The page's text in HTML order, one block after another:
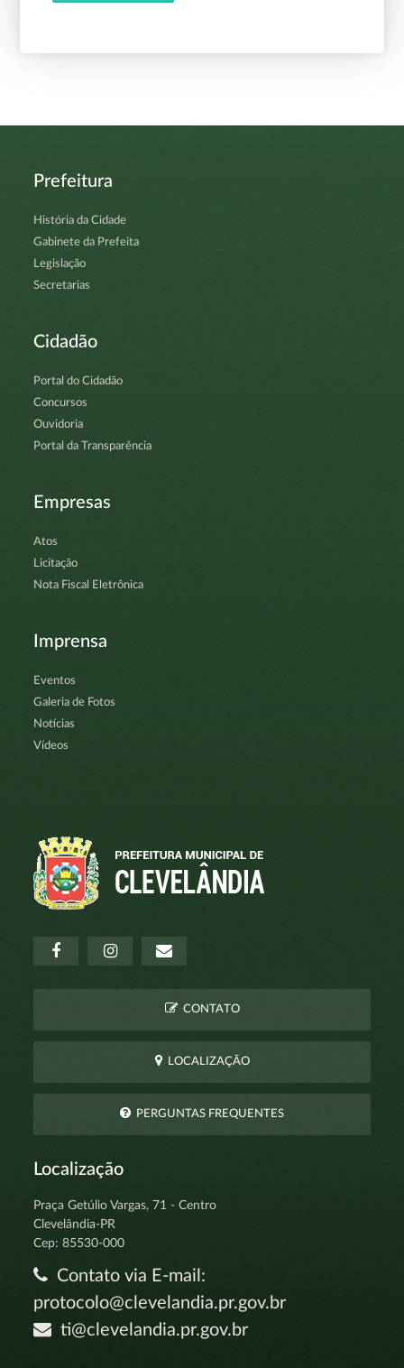
Prefeitura
História da Cidade
Gabinete da Prefeita
Legislação
Secretarias
Cidadão
Portal do Cidadão
Concursos
Ouvidoria
Portal da Transparência
Empresas
Atos
Licitação
Nota Fiscal Eletrônica
Imprensa
Eventos
Galeria de Fotos
Notícias
Vídeos
CONTATO
LOCALIZAÇÃO
PERGUNTAS FREQUENTES
Localização
Praça Getúlio Vargas, 71 - Centro
Clevelândia-PR
Cep: 85530-000
Contato via E-mail:
protocolo@clevelandia.pr.gov.br
ti@clevelandia.pr.gov.br